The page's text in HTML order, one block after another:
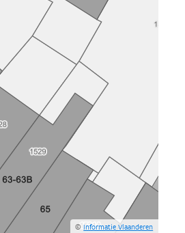
©Informatie Vlaanderen